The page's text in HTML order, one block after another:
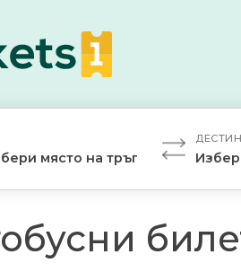
място на тръгване